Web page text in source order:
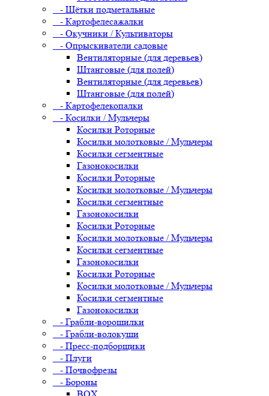
- Щётки подметальные
- Картофелесажалки
- Окучники / Культиваторы
- Опрыскиватели садовые
Вентиляторные (для деревьев)
Штанговые (для полей)
Вентиляторные (для деревьев)
Штанговые (для полей)
- Картофелекопалки
- Косилки / Мульчеры
Косилки Роторные
Косилки молотковые / Мульчеры
Косилки сегментные
Газонокосилки
Косилки Роторные
Косилки молотковые / Мульчеры
Косилки сегментные
Газонокосилки
Косилки Роторные
Косилки молотковые / Мульчеры
Косилки сегментные
Газонокосилки
Косилки Роторные
Косилки молотковые / Мульчеры
Косилки сегментные
Газонокосилки
- Грабли-ворошилки
- Грабли-волокуши
- Пресс-подборщики
- Плуги
- Почвофрезы
- Бороны